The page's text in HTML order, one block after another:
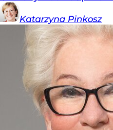
Katarzyna Pinkosz